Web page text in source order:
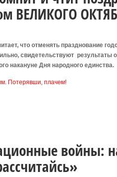
ВЕЛИКОГО
что отменять празднование
свидетельствуют результаты
накануне Дня народного единства.
Потерявши, плачем!
войны: